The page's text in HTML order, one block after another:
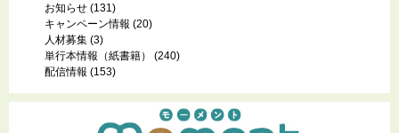
お知らせ (131)
キャンペーン情報 (20)
人材募集 (3)
単行本情報（紙書籍）
(240)
配信情報 (153)